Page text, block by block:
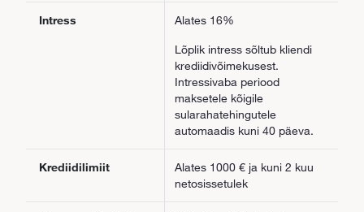
Intress
Alates 16%
Lõplik intress sõltub kliendi
krediidivõimekusest.
Intressivaba periood
maksetele kõigile
sularahatehingutele
automaadis kuni 40 päeva.
Krediidilimiit
Alates 1000 € ja kuni 2 kuu
netosissetulek